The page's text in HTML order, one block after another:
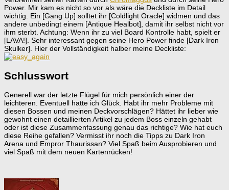
Power. Mir kam es nicht so vor als wäre die Deckliste im Detail
wichtig. Ein [Gang Up] solltet ihr [Coldlight Oracle] widmen und das
andere unbedingt einem [Antique Healbot], damit ihr selbst nicht vor
ihm sterbt. Achtung: Wenn ihr zu viel Board Kontrolle habt, spielt er
[LAVA!]. Sehr interessant gegen seine Hero Power finde [Dark Iron
Skulker]. Hier der Vollständigkeit halber meine Deckliste:
Schlusswort
Generell war der letzte Flügel für mich persönlich einer der
leichteren. Eventuell hatte ich Glück. Habt ihr mehr Probleme mit
diesen Bossen und meinen Deckvorschlägen? Hättet ihr lieber wie
gewohnt einen detaillierten Artikel zu jedem Boss einzeln gehabt
oder ist diese Zusammenfassung genau das richtige? Wie hat euch
diese Reihe gefallen? Vermisst ihr noch die Tipps zu Dark Iron
Arena und Empror Thaurissan? Viel Spaß beim Ausprobieren und
viel Spaß mit dem neuen Kartenrücken!